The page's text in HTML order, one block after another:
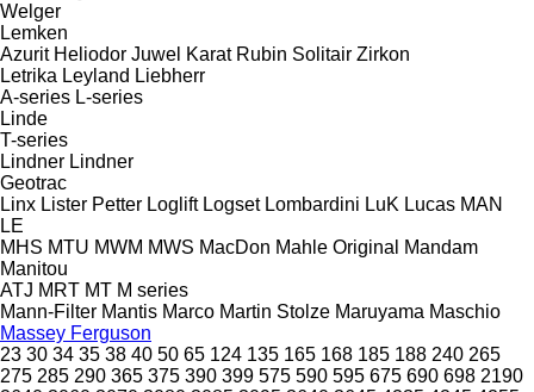
Welger
Lemken
Azurit Heliodor Juwel Karat Rubin Solitair Zirkon
Letrika Leyland Liebherr
A-series L-series
Linde
T-series
Lindner Lindner
Geotrac
Linx Lister Petter Loglift Logset Lombardini LuK Lucas MAN
LE
MHS MTU MWM MWS MacDon Mahle Original
Mandam
Manitou
ATJ MRT MT M series
Mann-Filter Mantis Marco Martin Stolze Maruyama Maschio
Massey Ferguson
23 30 34 35 38 40 50 65 124 135 165 168 185 188 240 265
275 285 290 365 375 390 399 575 590 595 675 690 698 2190